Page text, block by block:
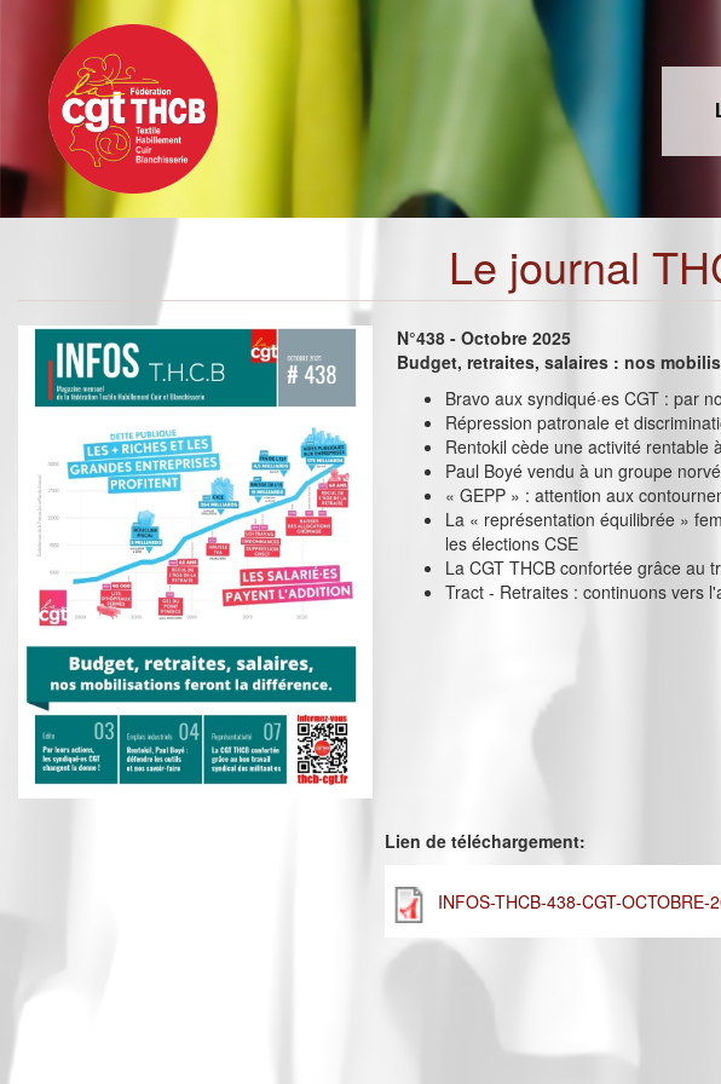
contenu
principal
Le journal
N°438 - Octobre 2025
Budget, retraites, salaires : nos
Bravo aux syndiqué·es CGT : par
Répression patronale et
Rentokil cède une activité rentable
Paul Boyé vendu à un groupe
« GEPP » : attention aux
La « représentation équilibrée »
les élections CSE
La CGT THCB confortée grâce au
Tract - Retraites : continuons vers
Lien de téléchargement:
INFOS-THCB-438-CGT-OCTOBRE-